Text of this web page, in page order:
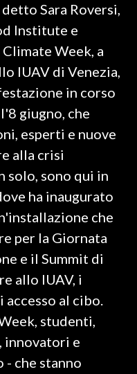
Sara Roversi,
Institute e
Week, a
IUAV di Venezia,
in corso
giugno, che
esperti e nuove
alla crisi
solo, sono qui in
ha inaugurato
che
per la Giornata
e il Summit di
allo IUAV, i
accesso al cibo.
studenti,
innovatori e
che stanno